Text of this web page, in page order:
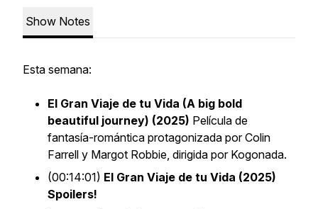
Show Notes
Esta semana:
El Gran Viaje de tu Vida (A big bold
beautiful journey) (2025) Película de
fantasía-romántica protagonizada por Colin
Farrell y Margot Robbie, dirigida por Kogonada.
(00:14:01) El Gran Viaje de tu Vida (2025)
Spoilers!